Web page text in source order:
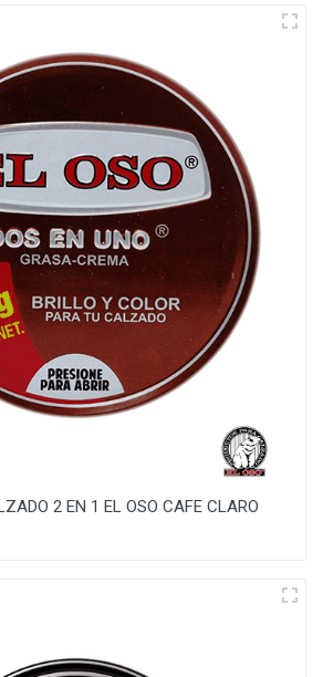
2 EN 1 EL OSO CAFE CLARO